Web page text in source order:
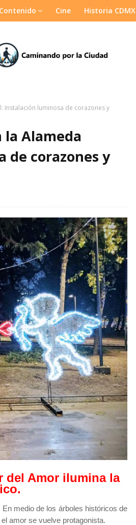
Contenido Cine Historia CDMX
Instalación luminosa de corazones y
la Alameda
de corazones y
del Amor ilumina la
medio de los árboles históricos de
amor se vuelve protagonista.